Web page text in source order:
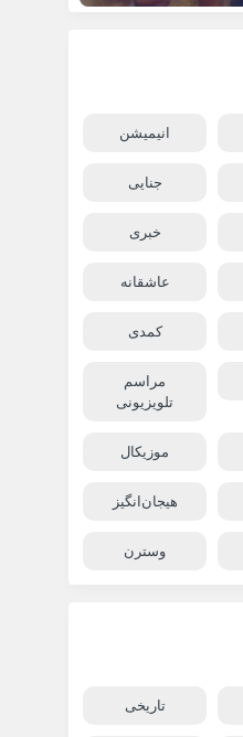
انیمیشن
جنایی
خبری
عاشقانه
کمدی
مراسم
تلویزیونی
موزیکال
هیجان‌انگیز
وسترن
تاریخی